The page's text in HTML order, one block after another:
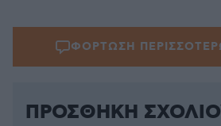
ΦΟΡΤΩΣΗ
ΠΡΟΣΘΗΚΗ